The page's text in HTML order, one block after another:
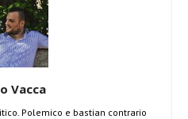
Vacca
Polemico e bastian contrario